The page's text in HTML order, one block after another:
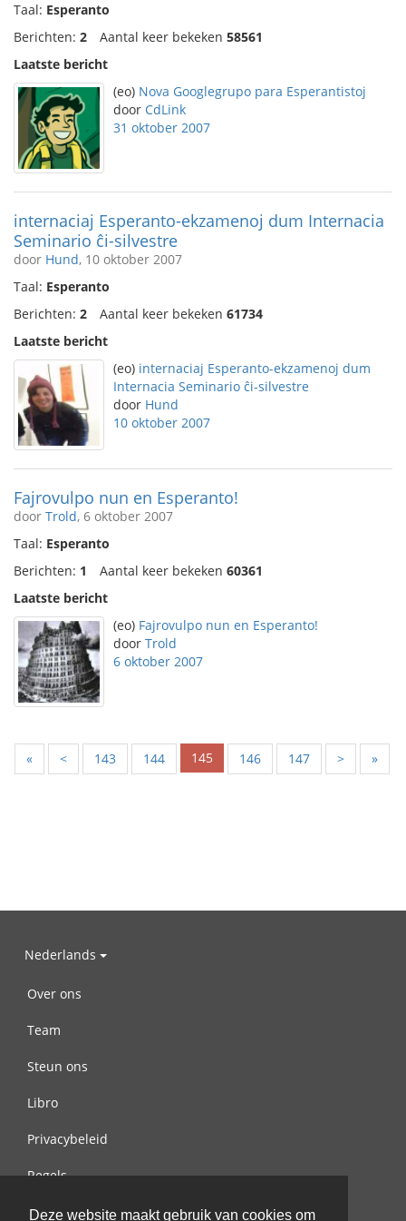
Deze website maakt gebruik van cookies om
Taal: Esperanto
Berichten: 2 Aantal keer bekeken 58561
Laatste bericht
(eo) Nova Googlegrupo para Esperantistoj
door CdLink
31 oktober 2007
internaciaj Esperanto-ekzamenoj dum Internacia
Seminario ĉi-silvestre
door Hund, 10 oktober 2007
Taal: Esperanto
Berichten: 2 Aantal keer bekeken 61734
Laatste bericht
(eo) internaciaj Esperanto-ekzamenoj dum
Internacia Seminario ĉi-silvestre
door Hund
10 oktober 2007
Fajrovulpo nun en Esperanto!
door Trold, 6 oktober 2007
Taal: Esperanto
Berichten: 1 Aantal keer bekeken 60361
Laatste bericht
(eo) Fajrovulpo nun en Esperanto!
door Trold
6 oktober 2007
« < 143 144 145 146 147 > »
Nederlands
Over ons
Team
Steun ons
Libro
Privacybeleid
Regels
Contact met ons opnemen